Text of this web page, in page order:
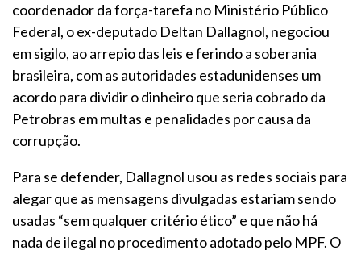
coordenador da força-tarefa no Ministério Público
Federal, o ex-deputado Deltan Dallagnol, negociou
em sigilo, ao arrepio das leis e ferindo a soberania
brasileira, com as autoridades estadunidenses um
acordo para dividir o dinheiro que seria cobrado da
Petrobras em multas e penalidades por causa da
corrupção.
Para se defender, Dallagnol usou as redes sociais para
alegar que as mensagens divulgadas estariam sendo
usadas “sem qualquer critério ético” e que não há
nada de ilegal no procedimento adotado pelo MPF. O